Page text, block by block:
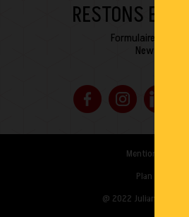
RESTONS EN
Formulaire de
Newsletter
Mentions légales
Plan de site
@ 2022 Juliana Web